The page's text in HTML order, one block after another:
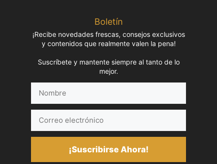
Boletín
¡Recibe novedades frescas, consejos exclusivos
y contenidos que realmente valen la pena!
Suscríbete y mantente siempre al tanto de lo
mejor.
electrónico
¡Suscribirse Ahora!